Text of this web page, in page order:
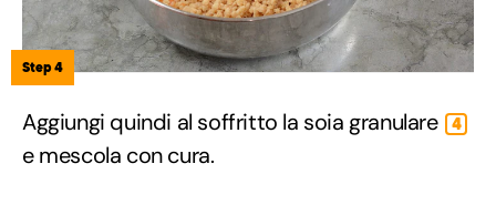
Step 4
Aggiungi quindi al soffritto la soia granulare 4
e mescola con cura.